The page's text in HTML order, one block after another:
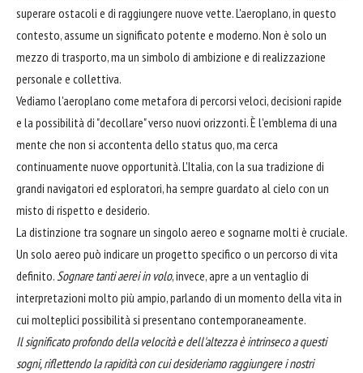
superare ostacoli e di raggiungere nuove vette. L'aeroplano, in questo
contesto, assume un significato potente e moderno. Non è solo un
mezzo di trasporto, ma un simbolo di ambizione e di realizzazione
personale e collettiva.
Vediamo l'aeroplano come metafora di percorsi veloci, decisioni rapide
e la possibilità di "decollare" verso nuovi orizzonti. È l'emblema di una
mente che non si accontenta dello status quo, ma cerca
continuamente nuove opportunità. L'Italia, con la sua tradizione di
grandi navigatori ed esploratori, ha sempre guardato al cielo con un
misto di rispetto e desiderio.
La distinzione tra sognare un singolo aereo e sognarne molti è cruciale.
Un solo aereo può indicare un progetto specifico o un percorso di vita
definito. Sognare tanti aerei in volo, invece, apre a un ventaglio di
interpretazioni molto più ampio, parlando di un momento della vita in
cui molteplici possibilità si presentano contemporaneamente.
Il significato profondo della velocità e dell'altezza è intrinseco a questi
sogni, riflettendo la rapidità con cui desideriamo raggiungere i nostri